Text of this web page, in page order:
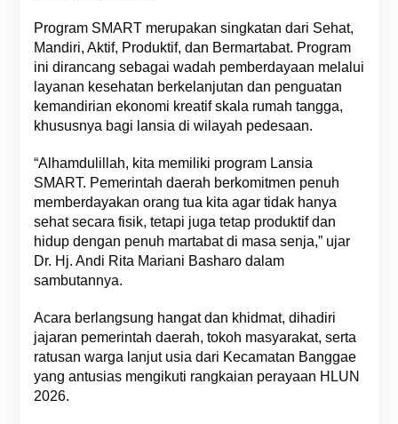
Program SMART merupakan singkatan dari Sehat,
Mandiri, Aktif, Produktif, dan Bermartabat. Program
ini dirancang sebagai wadah pemberdayaan melalui
layanan kesehatan berkelanjutan dan penguatan
kemandirian ekonomi kreatif skala rumah tangga,
khususnya bagi lansia di wilayah pedesaan.
“Alhamdulillah, kita memiliki program Lansia
SMART. Pemerintah daerah berkomitmen penuh
memberdayakan orang tua kita agar tidak hanya
sehat secara fisik, tetapi juga tetap produktif dan
hidup dengan penuh martabat di masa senja,” ujar
Dr. Hj. Andi Rita Mariani Basharo dalam
sambutannya.
Acara berlangsung hangat dan khidmat, dihadiri
jajaran pemerintah daerah, tokoh masyarakat, serta
ratusan warga lanjut usia dari Kecamatan Banggae
yang antusias mengikuti rangkaian perayaan HLUN
2026.